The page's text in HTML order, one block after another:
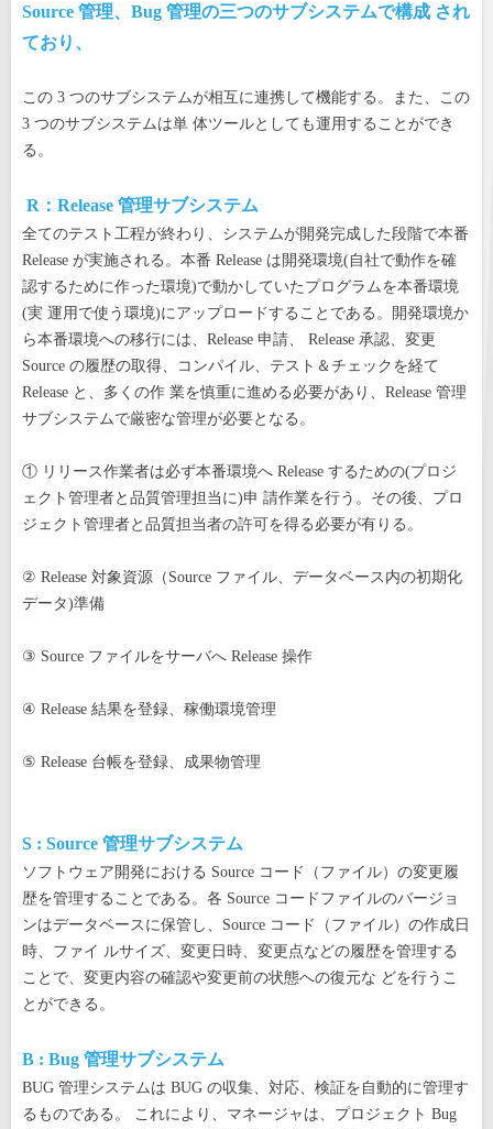
Source 管理、Bug 管理の三つのサブシステムで構成 され
ており、
この 3 つのサブシステムが相互に連携して機能する。また、この
3 つのサブシステムは単 体ツールとしても運用することができ
る。
R：Release 管理サブシステム
全てのテスト工程が終わり、システムが開発完成した段階で本番
Release が実施される。本番 Release は開発環境(自社で動作を確
認するために作った環境)で動かしていたプログラムを本番環境
(実 運用で使う環境)にアップロードすることである。開発環境か
ら本番環境への移行には、Release 申請、 Release 承認、変更
Source の履歴の取得、コンパイル、テスト＆チェックを経て
Release と、多くの作 業を慎重に進める必要があり、Release 管理
サブシステムで厳密な管理が必要となる。
① リリース作業者は必ず本番環境へ Release するための(プロジ
ェクト管理者と品質管理担当に)申 請作業を行う。その後、プロ
ジェクト管理者と品質担当者の許可を得る必要が有りる。
② Release 対象資源（Source ファイル、データベース内の初期化
データ)準備
③ Source ファイルをサーバへ Release 操作
④ Release 結果を登録、稼働環境管理
⑤ Release 台帳を登録、成果物管理
S : Source 管理サブシステム
ソフトウェア開発における Source コード（ファイル）の変更履
歴を管理することである。各 Source コードファイルのバージョ
ンはデータベースに保管し、Source コード（ファイル）の作成日
時、ファイ ルサイズ、変更日時、変更点などの履歴を管理する
ことで、変更内容の確認や変更前の状態への復元な どを行うこ
とができる。
B : Bug 管理サブシステム
BUG 管理システムは BUG の収集、対応、検証を自動的に管理す
るものである。 これにより、マネージャは、プロジェクト Bug